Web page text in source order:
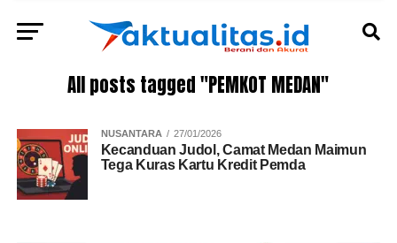
All posts tagged "PEMKOT MEDAN"
NUSANTARA 27/01/2026
Kecanduan Judol, Camat Medan Maimun
Tega Kuras Kartu Kredit Pemda